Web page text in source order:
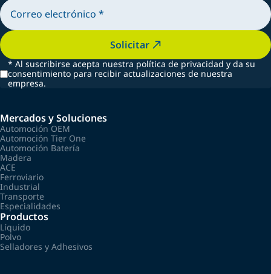
Solicitar
* Al suscribirse acepta nuestra política de privacidad y da su
consentimiento para recibir actualizaciones de nuestra
empresa.
Mercados y Soluciones
Automoción OEM
Automoción Tier One
Automoción Batería
Madera
ACE
Ferroviario
Industrial
Transporte
Especialidades
Productos
Líquido
Polvo
Selladores y Adhesivos